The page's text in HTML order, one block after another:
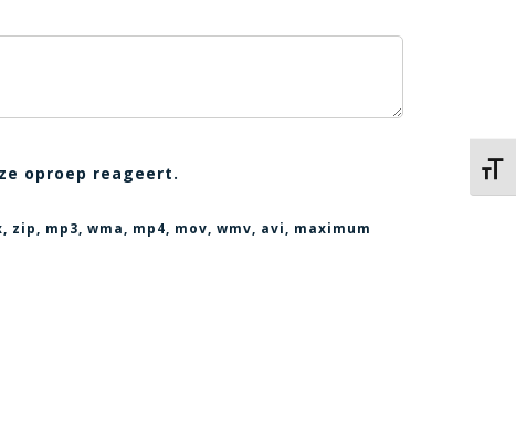
oproep reageert.
mp3, wma, mp4, mov, wmv, avi
, maximum